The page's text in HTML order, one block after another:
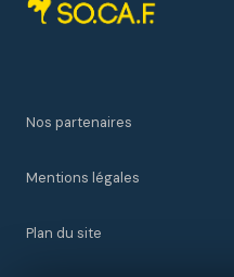
Nos partenaires
Mentions légales
Plan du site